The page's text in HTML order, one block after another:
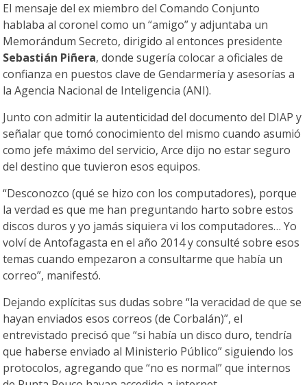
El mensaje del ex miembro del Comando Conjunto
hablaba al coronel como un “amigo” y adjuntaba un
Memorándum Secreto, dirigido al entonces presidente
Sebastián Piñera, donde sugería colocar a oficiales de
confianza en puestos clave de Gendarmería y asesorías a
la Agencia Nacional de Inteligencia (ANI).
Junto con admitir la autenticidad del documento del DIAP y
señalar que tomó conocimiento del mismo cuando asumió
como jefe máximo del servicio, Arce dijo no estar seguro
del destino que tuvieron esos equipos.
“Desconozco (qué se hizo con los computadores), porque
la verdad es que me han preguntando harto sobre estos
discos duros y yo jamás siquiera vi los computadores… Yo
volví de Antofagasta en el año 2014 y consulté sobre esos
temas cuando empezaron a consultarme que había un
correo”, manifestó.
Dejando explícitas sus dudas sobre “la veracidad de que se
hayan enviados esos correos (de Corbalán)”, el
entrevistado precisó que “si había un disco duro, tendría
que haberse enviado al Ministerio Público” siguiendo los
protocolos, agregando que “no es normal” que internos